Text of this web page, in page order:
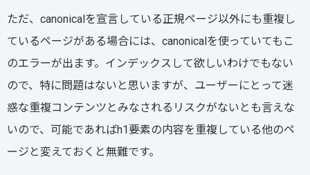
ただ、canonicalを宣言している正規ページ以外にも重複し
ているページがある場合には、canonicalを使っていてもこ
のエラーが出ます。インデックスして欲しいわけでもない
ので、特に問題はないと思いますが、ユーザーにとって迷
惑な重複コンテンツとみなされるリスクがないとも言えな
いので、可能であればh1要素の内容を重複している他のペ
ージと変えておくと無難です。